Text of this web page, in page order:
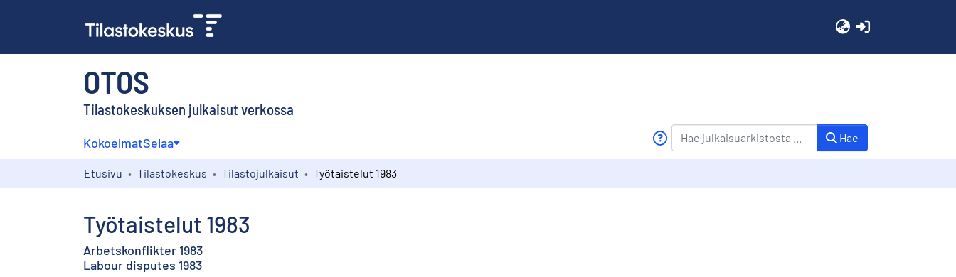
OTOS
Tilastokeskuksen julkaisut verkossa
KokoelmatSelaa Hae
Etusivu Tilastokeskus Tilastojulkaisut Työtaistelut 1983
Työtaistelut 1983
Arbetskonflikter 1983
Labour disputes 1983